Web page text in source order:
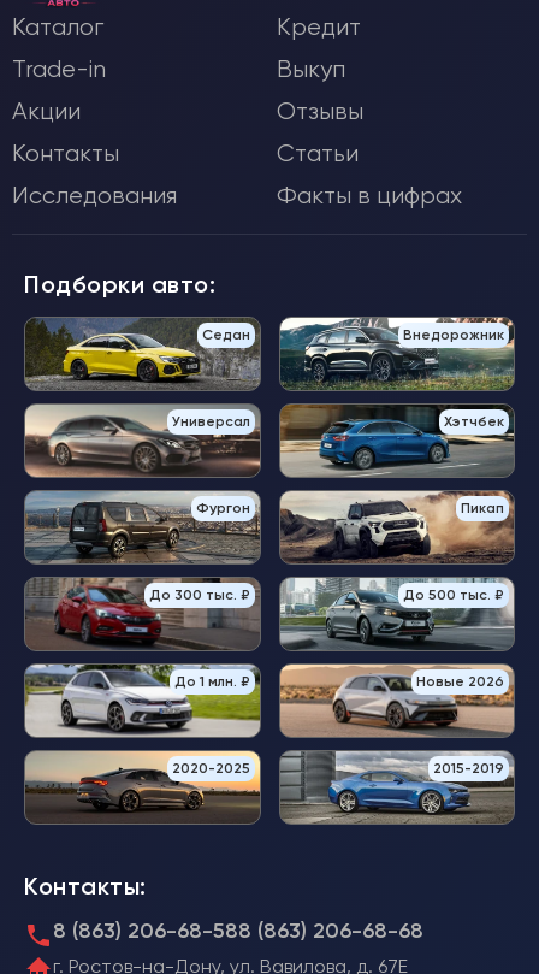
Каталог
Кредит
Trade-in
Выкуп
Акции
Отзывы
Контакты
Статьи
Исследования
Факты в цифрах
Подборки авто:
Седан Внедорожник
Универсал Хэтчбек
Фургон Пикап
До 300 тыс. ₽ До 500 тыс. ₽
До 1 млн. ₽ Новые 2026
2020-2025 2015-2019
Контакты:
8 (863) 206-68-588 (863) 206-68-68
г. Ростов-на-Дону, ул. Вавилова, д. 67Е